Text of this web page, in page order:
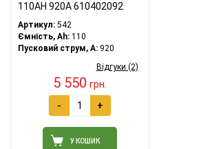
110АH 920A 610402092
Артикул: 542
Ємність, Ah: 110
Пусковий струм, A: 920
Відгуки (2)
5 550 грн.
- +
У КОШИК